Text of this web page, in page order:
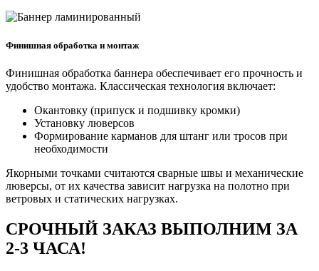
Финишная обработка и монтаж
Финишная обработка баннера обеспечивает его прочность и
удобство монтажа. Классическая технология включает:
Окантовку (припуск и подшивку кромки)
Установку люверсов
Формирование карманов для штанг или тросов при
необходимости
Якорными точками считаются сварные швы и механические
люверсы, от их качества зависит нагрузка на полотно при
ветровых и статических нагрузках.
СРОЧНЫЙ ЗАКАЗ ВЫПОЛНИМ ЗА
2-3 ЧАСА!